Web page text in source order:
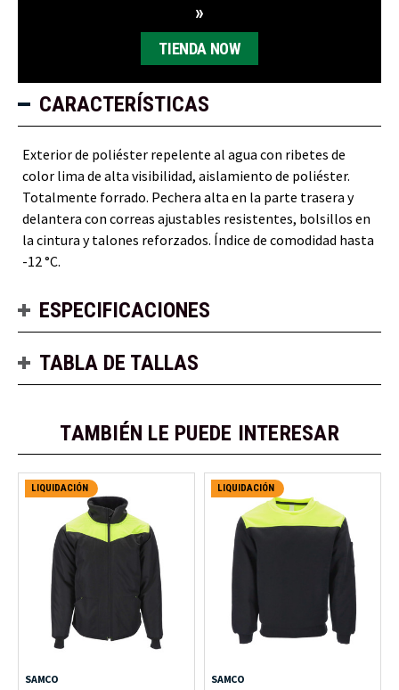
»
TIENDA NOW
CARACTERÍSTICAS
Exterior de poliéster repelente al agua con ribetes de
color lima de alta visibilidad, aislamiento de poliéster.
Totalmente forrado. Pechera alta en la parte trasera y
delantera con correas ajustables resistentes, bolsillos en
la cintura y talones reforzados. Índice de comodidad hasta
-12 °C.
ESPECIFICACIONES
TABLA DE TALLAS
TAMBIÉN LE PUEDE INTERESAR
LIQUIDACIÓN
SAMCO
LIQUIDACIÓN
SAMCO